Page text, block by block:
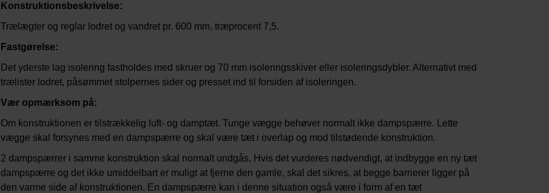
Konstruktionsbeskrivelse:
Trælægter og reglar lodret og vandret pr. 600 mm, træprocent 7,5.
Fastgørelse:
Det yderste lag isolering fastholdes med skruer og 70 mm isoleringsskiver eller isoleringsdybler. Alternativt med
trælister lodret, påsømmet stolpernes sider og presset ind til forsiden af isoleringen.
Vær opmærksom på:
Om konstruktionen er tilstrækkelig luft- og damptæt. Tunge vægge behøver normalt ikke dampspærre. Lette
vægge skal forsynes med en dampspærre og skal være tæt i overlap og mod tilstødende konstruktion.
2 dampspærrer i samme konstruktion skal normalt undgås. Hvis det vurderes nødvendigt, at indbygge en ny tæt
dampspærre og det ikke umiddelbart er muligt at fjerne den gamle, skal det sikres, at begge barrierer ligger på
den varme side af konstruktionen. En dampspærre kan i denne situation også være i form af en tæt